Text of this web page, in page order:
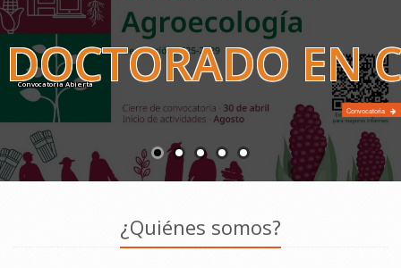
DOCTORADO EN
Convocatoria Abierta
Convocatoria
¿Quiénes somos?